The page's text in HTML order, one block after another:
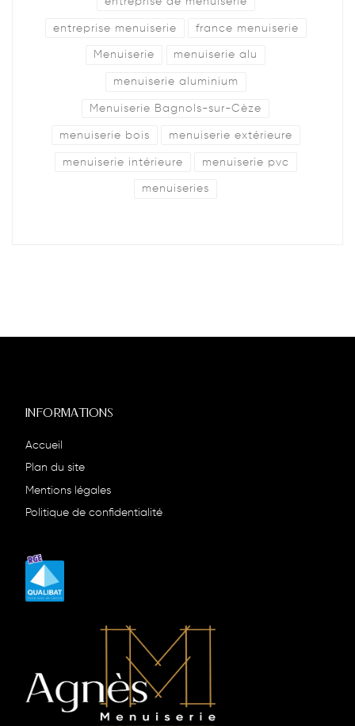
entreprise menuiserie france menuiserie
Menuiserie menuiserie alu
menuiserie aluminium
Menuiserie Bagnols-sur-Cèze
menuiserie bois menuiserie extérieure
menuiserie intérieure menuiserie pvc
menuiseries
INFORMATIONS
Accueil
Plan du site
Mentions légales
Politique de confidentialité